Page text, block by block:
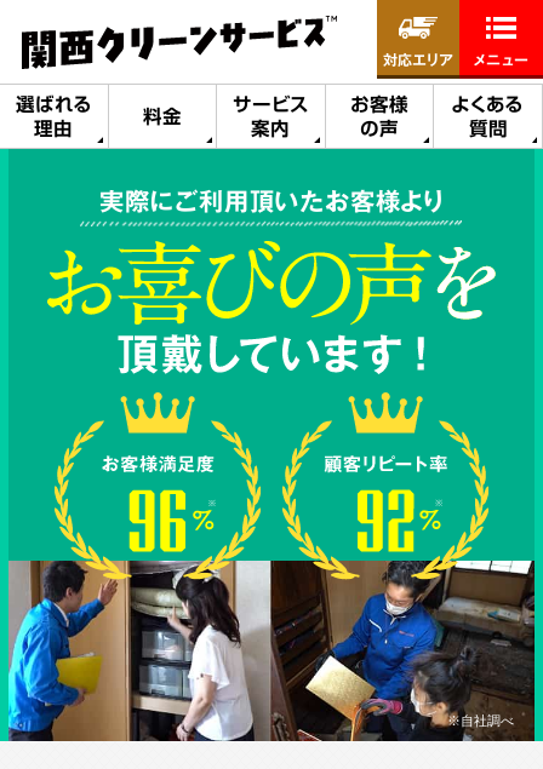
選ばれる
理由
料金
サービス
案内
お客様
の声
よくある
質問
対応エリア メニュー
実際にご利用頂いたお客様より
※自社調べ